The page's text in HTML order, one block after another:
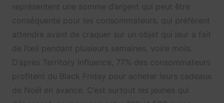
représentent une somme d’argent qui peut être
conséquente pour les consommateurs, qui préfèrent
attendre avant de craquer sur un objet qui leur a fait
de l’œil pendant plusieurs semaines, voire mois.
D’après Territory Influence, 77% des consommateurs
profitent du Black Friday pour acheter leurs cadeaux
de Noël en avance. C’est surtout les jeunes qui